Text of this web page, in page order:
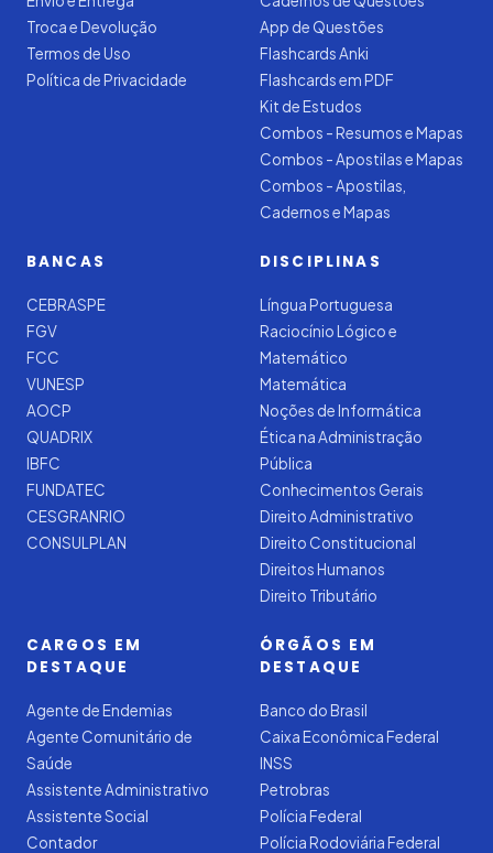
Troca e Devolução
Termos de Uso
Política de Privacidade
App de Questões
Flashcards Anki
Flashcards em PDF
Kit de Estudos
Combos - Resumos e Mapas
Combos - Apostilas e Mapas
Combos - Apostilas,
Cadernos e Mapas
BANCAS
CEBRASPE
FGV
FCC
VUNESP
AOCP
QUADRIX
IBFC
FUNDATEC
CESGRANRIO
CONSULPLAN
DISCIPLINAS
Língua Portuguesa
Raciocínio Lógico e
Matemático
Matemática
Noções de Informática
Ética na Administração
Pública
Conhecimentos Gerais
Direito Administrativo
Direito Constitucional
Direitos Humanos
Direito Tributário
CARGOS EM
DESTAQUE
Agente de Endemias
Agente Comunitário de
Saúde
Assistente Administrativo
Assistente Social
Contador
ÓRGÃOS EM
DESTAQUE
Banco do Brasil
Caixa Econômica Federal
INSS
Petrobras
Polícia Federal
Polícia Rodoviária Federal